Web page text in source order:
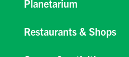
Planetarium
Restaurants & Shops